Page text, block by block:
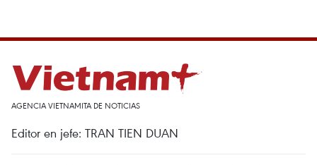
AGENCIA VIETNAMITA DE NOTICIAS
Editor en jefe: TRAN TIEN DUAN